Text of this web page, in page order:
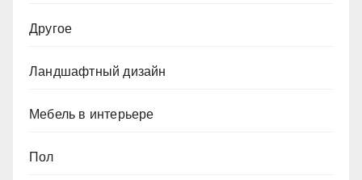
Другое
Ландшафтный дизайн
Мебель в интерьере
Пол